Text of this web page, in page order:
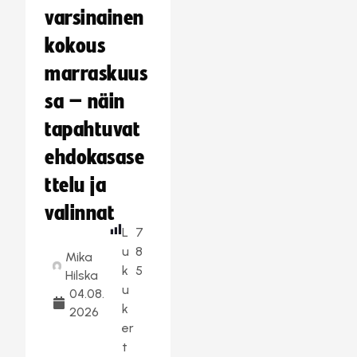
varsinainen
kokous
marraskuus
sa – näin
tapahtuvat
ehdokasase
ttelu ja
valinnat
Mika
Hilska
04.08.
2026
L
u
k
u
k
er
t
7
8
5